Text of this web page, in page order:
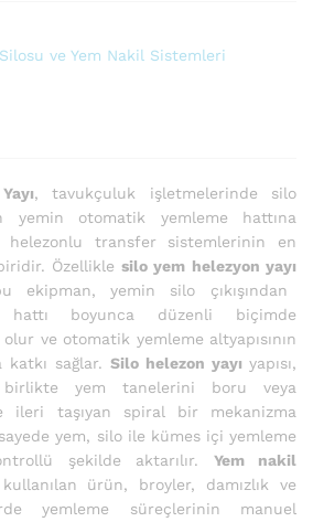
ve Yem Nakil Sistemleri
, tavukçuluk işletmelerinde silo
yemin otomatik yemleme hattına
helezonlu transfer sistemlerinin en
Özelliklesilo yem helezyon yayı
ekipman, yemin silo çıkışından
hattı boyunca düzenli biçimde
ve otomatik yemleme altyapısının
katkı sağlar. Silo helezon yayı yapısı,
birlikte yem tanelerini boru veya
ileri taşıyan spiral bir mekanizma
sayede yem, silo ile kümes içi yemleme
şekilde aktarılır. Yem nakil
ürün, broyler, damızlık ve
yemleme süreçlerinin manuel